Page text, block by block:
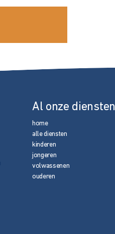
Al onze diensten
home
alle diensten
kinderen
jongeren
volwassenen
ouderen